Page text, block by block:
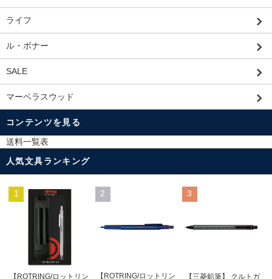
ライフ
ル・ボナー
SALE
マーベラスウッド
コンテンツを見る
送料一覧表
人気文具ランキング
1
【ROTRING/ロットリン
2
【ROTRING/ロットリン
3
【三菱鉛筆】 クルトガ